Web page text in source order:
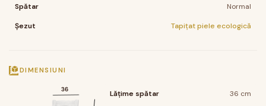
Spătar Normal
Șezut Tapițat piele ecologică
DIMENSIUNI
36 Lățime spătar 36 cm